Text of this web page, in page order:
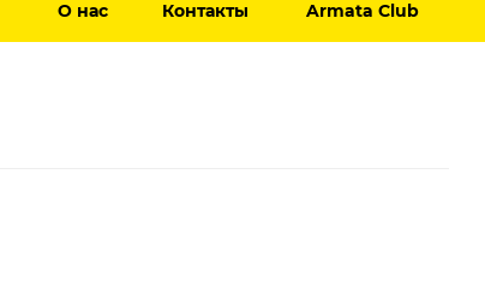
О нас Контакты Armata Club